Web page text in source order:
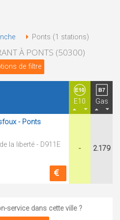
Ponts (1 stations)
À PONTS (50300)
de filtre
E10 Gas
- Ponts
la liberté - D911E
- 2.179
service dans cette ville ?